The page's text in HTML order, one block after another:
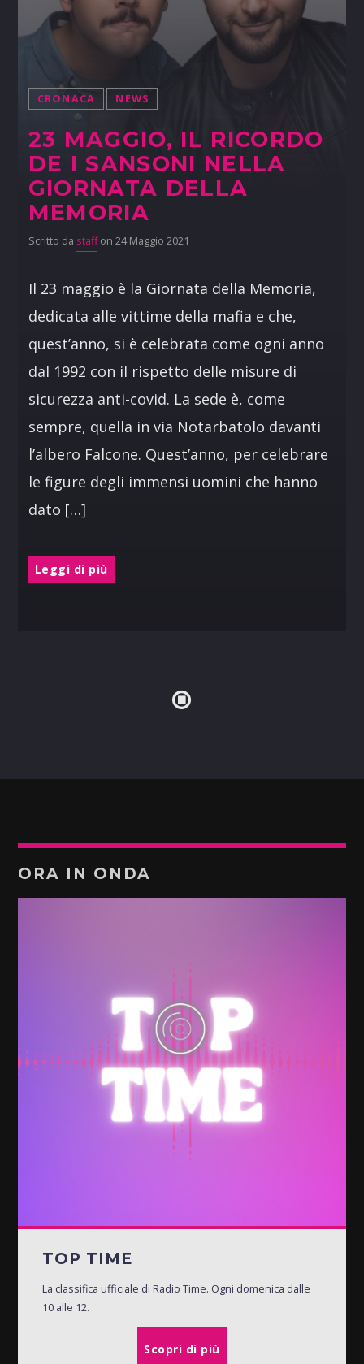
CRONACA NEWS
23 MAGGIO, IL RICORDO
DE I SANSONI NELLA
GIORNATA DELLA
MEMORIA
Scritto da staffon 24 Maggio 2021
Il 23 maggio è la Giornata della Memoria,
dedicata alle vittime della mafia e che,
quest’anno, si è celebrata come ogni anno
dal 1992 con il rispetto delle misure di
sicurezza anti-covid. La sede è, come
sempre, quella in via Notarbatolo davanti
l’albero Falcone. Quest’anno, per celebrare
le figure degli immensi uomini che hanno
dato […]
Leggi di più
ORA IN ONDA
TOP TIME
La classifica ufficiale di Radio Time. Ogni domenica dalle
10 alle 12.
Scopri di più